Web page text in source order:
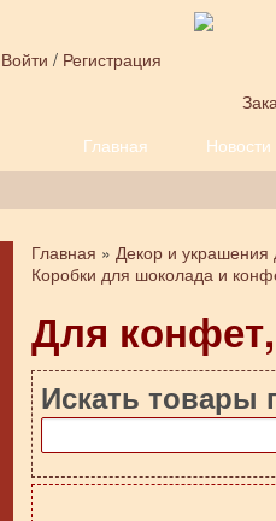
Войти / Регистрация
Главная
Новости
Вы здесь
Главная » Декор и украшения
Коробки для шоколада и
Для
Искать товары